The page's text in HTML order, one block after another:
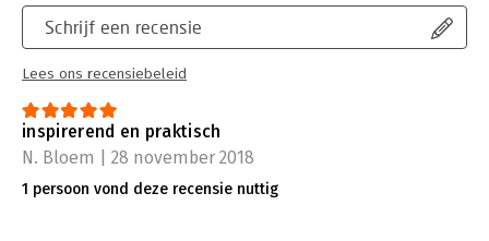
Schrijf een recensie
Lees ons recensiebeleid
inspirerend en praktisch
N. Bloem | 28 november 2018
1 persoon vond deze recensie nuttig